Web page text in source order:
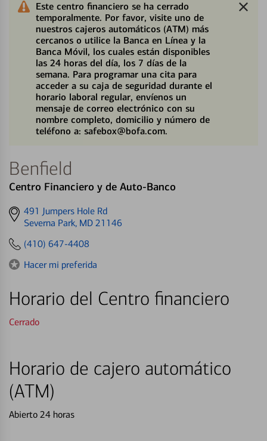
Este centro financiero se ha cerrado
temporalmente. Por favor, visite uno de
nuestros cajeros automáticos (ATM) más
cercanos o utilice la Banca en Línea y la
Banca Móvil, los cuales están disponibles
las 24 horas del día, los 7 días de la
semana. Para programar una cita para
acceder a su caja de seguridad durante el
horario laboral regular, envíenos un
mensaje de correo electrónico con su
nombre completo, domicilio y número de
teléfono a: safebox@bofa.com.
Benfield
Centro Financiero y de Auto-Banco
Get
directions
491 Jumpers Hole Rd
Severna Park, MD 21146
(410) 647-4408
Hacer mi preferida
Horario del Centro financiero
Cerrado
Horario de cajero automático
(ATM)
Abierto 24 horas